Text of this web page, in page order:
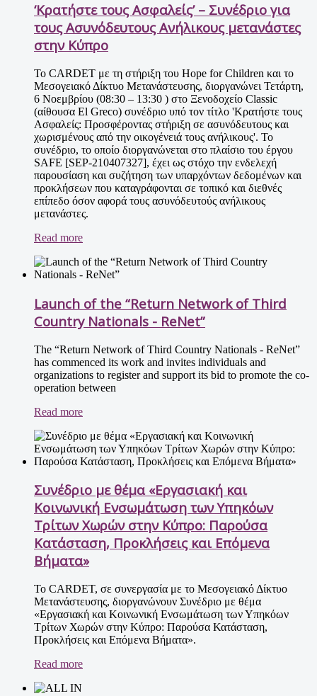
‘Κρατήστε τους Ασφαλείς’ – Συνέδριο για
τους Ασυνόδευτους Ανήλικους μετανάστες
στην Κύπρο
Το CARDET με τη στήριξη του Hope for Children και το
Μεσογειακό Δίκτυο Μετανάστευσης, διοργανώνει Τετάρτη,
6 Νοεμβρίου (08:30 – 13:30 ) στο Ξενοδοχείο Classic
(αίθουσα El Greco) συνέδριο υπό τον τίτλο 'Κρατήστε τους
Ασφαλείς: Προσφέροντας στήριξη σε ασυνόδευτους και
χωρισμένους από την οικογένειά τους ανήλικους'. Το
συνέδριο, το οποίο διοργανώνεται στο πλαίσιο του έργου
SAFE [SEP-210407327], έχει ως στόχο την ενδελεχή
παρουσίαση και συζήτηση των υπαρχόντων δεδομένων και
προκλήσεων που καταγράφονται σε τοπικό και διεθνές
επίπεδο όσον αφορά τους ασυνόδευτούς ανήλικους
μετανάστες.
Read more
Launch of the “Return Network of Third
Country Nationals - ReNet”
The “Return Network of Third Country Nationals - ReNet”
has commenced its work and invites individuals and
organizations to register and support its bid to promote the co-
operation between
Read more
Συνέδριο με θέμα «Εργασιακή και
Κοινωνική Ενσωμάτωση των Υπηκόων
Τρίτων Χωρών στην Κύπρο: Παρούσα
Κατάσταση, Προκλήσεις και Επόμενα
Βήματα»
Το CARDET, σε συνεργασία με το Μεσογειακό Δίκτυο
Μετανάστευσης, διοργανώνουν Συνέδριο με θέμα
«Εργασιακή και Κοινωνική Ενσωμάτωση των Υπηκόων
Τρίτων Χωρών στην Κύπρο: Παρούσα Κατάσταση,
Προκλήσεις και Επόμενα Βήματα».
Read more